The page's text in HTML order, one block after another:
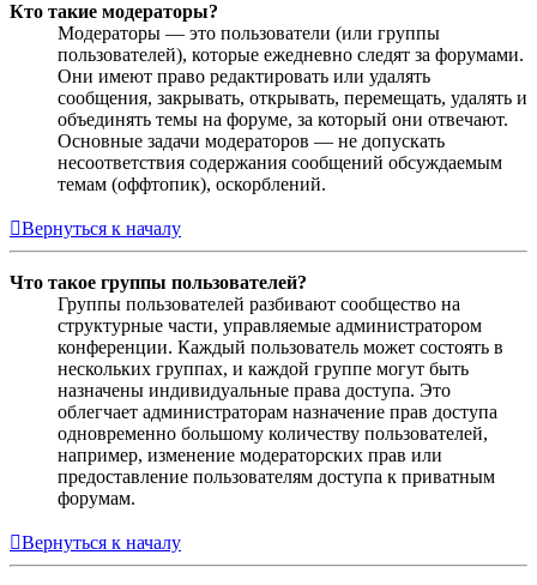
Кто такие модераторы?
Модераторы — это пользователи (или группы
пользователей), которые ежедневно следят за форумами.
Они имеют право редактировать или удалять
сообщения, закрывать, открывать, перемещать, удалять и
объединять темы на форуме, за который они отвечают.
Основные задачи модераторов — не допускать
несоответствия содержания сообщений обсуждаемым
темам (оффтопик), оскорблений.
Вернуться к началу
Что такое группы пользователей?
Группы пользователей разбивают сообщество на
структурные части, управляемые администратором
конференции. Каждый пользователь может состоять в
нескольких группах, и каждой группе могут быть
назначены индивидуальные права доступа. Это
облегчает администраторам назначение прав доступа
одновременно большому количеству пользователей,
например, изменение модераторских прав или
предоставление пользователям доступа к приватным
форумам.
Вернуться к началу